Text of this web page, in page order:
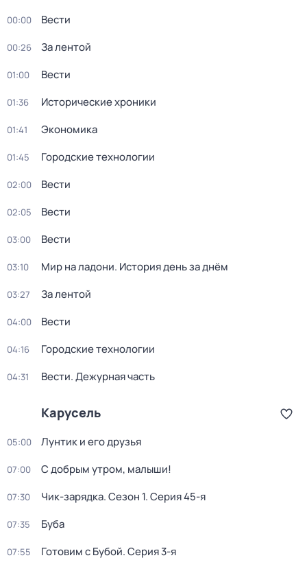
00:00 Вести
00:26 За лентой
01:00 Вести
01:36 Исторические хроники
01:41 Экономика
01:45 Городские технологии
02:00 Вести
02:05 Вести
03:00 Вести
03:10 Мир на ладони. История день за днём
03:27 За лентой
04:00 Вести
04:16 Городские технологии
04:31 Вести. Дежурная часть
Карусель
05:00 Лунтик и его друзья
07:00 С добрым утром, малыши!
07:30 Чик-зарядка. Сезон 1. Серия 45-я
07:35 Буба
07:55 Готовим с Бубой. Серия 3-я